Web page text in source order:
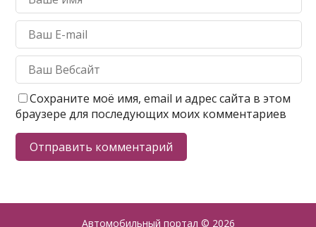
Сохраните моё имя, email и адрес сайта в этом
браузере для последующих моих комментариев
Автомобильный портал © 2026